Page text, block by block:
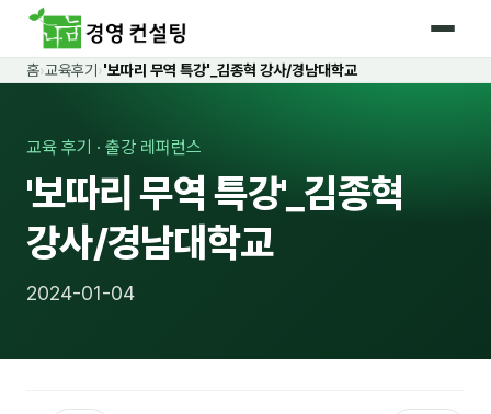
홈
커리큘럼
🛡️ 법정 의무교육 4종
🤖 AI · IT 교육
홈›교육후기 ›'보따리 무역 특강'_김종혁 강사/경남대학교
교육 후기 · 출강 레퍼런스
'보따리 무역 특강'_김종혁
강사/경남대학교
2024-01-04